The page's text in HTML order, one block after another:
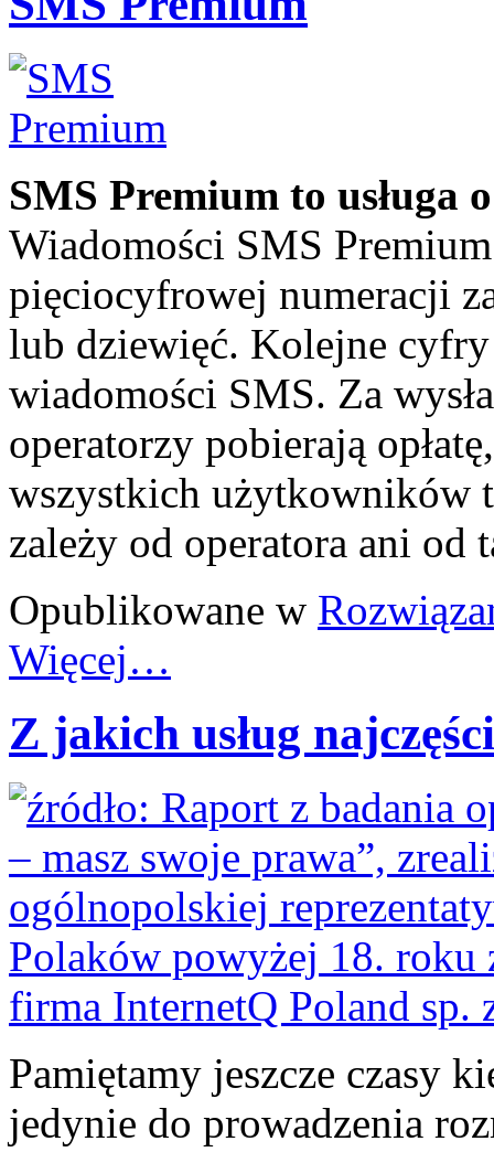
SMS Premium to usługa
Wiadomości SMS
pięciocyfrowej numeracji
lub dziewięć. Kolejne
wiadomości SMS. Za
operatorzy pobierają
wszystkich użytkowników
zależy od operatora ani od
Opublikowane w
Więcej…
Z jakich usług
Pamiętamy jeszcze czasy
jedynie do prowadzenia